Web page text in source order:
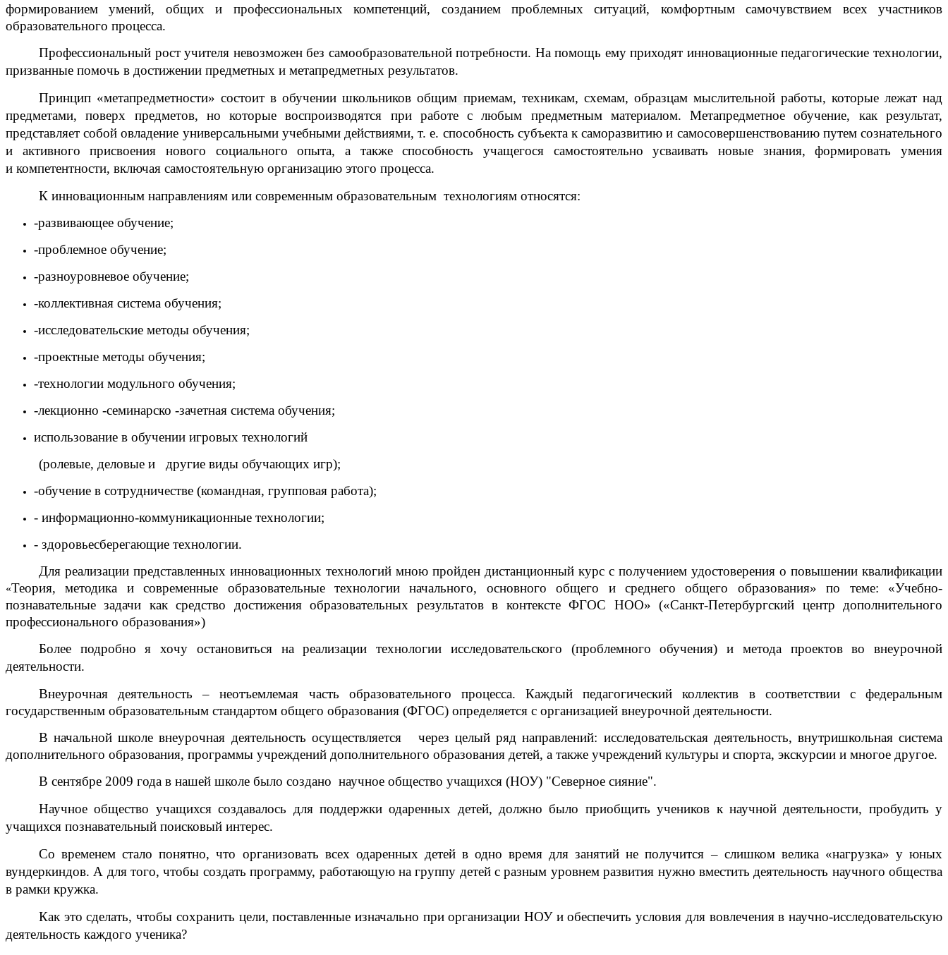
формированием умений, общих и профессиональных компетенций, созданием проблемных ситуаций, комфортным самочувствием всех участников
образовательного процесса.
Профессиональный рост учителя невозможен без самообразовательной потребности. На помощь ему приходят инновационные педагогические технологии,
призванные помочь в достижении предметных и метапредметных результатов.
Принцип «метапредметности» состоит в обучении школьников общим приемам, техникам, схемам, образцам мыслительной работы, которые лежат над
предметами, поверх предметов, но которые воспроизводятся при работе с любым предметным материалом. Метапредметное обучение, как результат,
представляет собой овладение универсальными учебными действиями, т. е. способность субъекта к саморазвитию и самосовершенствованию путем сознательного
и активного присвоения нового социального опыта, а также способность учащегося самостоятельно усваивать новые знания, формировать умения
и компетентности, включая самостоятельную организацию этого процесса.
К инновационным направлениям или современным образовательным технологиям относятся:
-развивающее обучение;
-проблемное обучение;
-разноуровневое обучение;
-коллективная система обучения;
-исследовательские методы обучения;
-проектные методы обучения;
-технологии модульного обучения;
-лекционно -семинарско -зачетная система обучения;
использование в обучении игровых технологий
(ролевые, деловые и другие виды обучающих игр);
-обучение в сотрудничестве (командная, групповая работа);
- информационно-коммуникационные технологии;
- здоровьесберегающие технологии.
Для реализации представленных инновационных технологий мноюпройден дистанционный курс с получением удостоверения о повышении квалификации
«Теория, методика и современные образовательные технологии начального, основного общего и среднего общего образования» по теме: «Учебно-
познавательные задачи как средство достижения образовательных результатов в контексте ФГОС НОО» («Санкт-Петербургский центр дополнительного
профессионального образования»)
Более подробно я хочу остановиться на реализации технологии исследовательского (проблемного обучения) и метода проектов во внеурочной
деятельности.
Внеурочная деятельность – неотъемлемая часть образовательного процесса. Каждый педагогический коллектив в соответствии с федеральным
государственным образовательным стандартом общего образования (ФГОС) определяется с организацией внеурочной деятельности.
В начальной школе внеурочная деятельность осуществляется через целый ряд направлений: исследовательская деятельность, внутришкольная система
дополнительного образования, программы учреждений дополнительного образования детей, а также учреждений культуры и спорта, экскурсии и многое другое.
В сентябре 2009 года в нашей школе было создано научное общество учащихся (НОУ) "Северное сияние".
Научное общество учащихся создавалось для поддержки одаренных детей, должно было приобщить учеников к научной деятельности, пробудить у
учащихся познавательный поисковый интерес.
Со временем стало понятно, что организовать всех одаренных детей в одно время для занятий не получится – слишком велика «нагрузка» у юных
вундеркиндов. А для того, чтобы создать программу, работающую на группу детей с разным уровнем развития нужно вместить деятельность научного общества
в рамки кружка.
Как это сделать, чтобы сохранить цели, поставленные изначально при организации НОУ и обеспечить условия для вовлечения в научно-исследовательскую
деятельность каждого ученика?